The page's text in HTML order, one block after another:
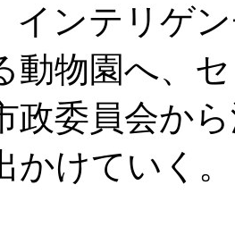
インテリゲ
動物園へ、
政委員会か
かけていく